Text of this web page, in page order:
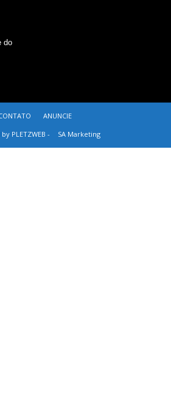
do
ANUNCIE
PLETZWEB -
SA Marketing